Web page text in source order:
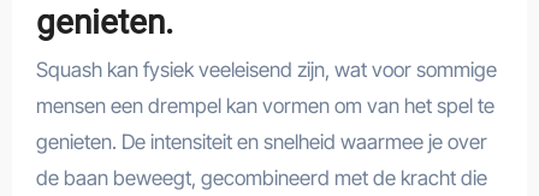
genieten.
Squash kan fysiek veeleisend zijn, wat voor sommige
mensen een drempel kan vormen om van het spel te
genieten. De intensiteit en snelheid waarmee je over
de baan beweegt, gecombineerd met de kracht die